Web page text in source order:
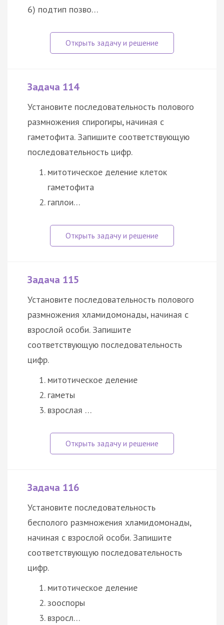
6) подтип позво…
Задача 114
Установите последовательность полового
размножения спирогиры, начиная с
гаметофита. Запишите соответствующую
последовательность цифр.
митотическое деление клеток
гаметофита
гаплои…
Задача 115
Установите последовательность полового
размножения хламидомонады, начиная с
взрослой особи. Запишите
соответствующую последовательность
цифр.
митотическое деление
гаметы
взрослая …
Задача 116
Установите последовательность
бесполого размножения хламидомонады,
начиная с взрослой особи. Запишите
соответствующую последовательность
цифр.
митотическое деление
зооспоры
взросл…